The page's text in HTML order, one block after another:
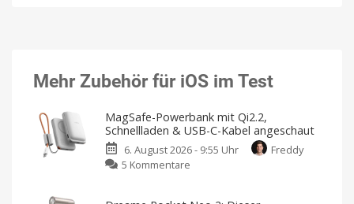
Mehr Zubehör für iOS im Test
MagSafe-Powerbank mit Qi2.2,
Schnellladen & USB-C-Kabel angeschaut
6. August 2026 - 9:55 Uhr
Freddy
5 Kommentare